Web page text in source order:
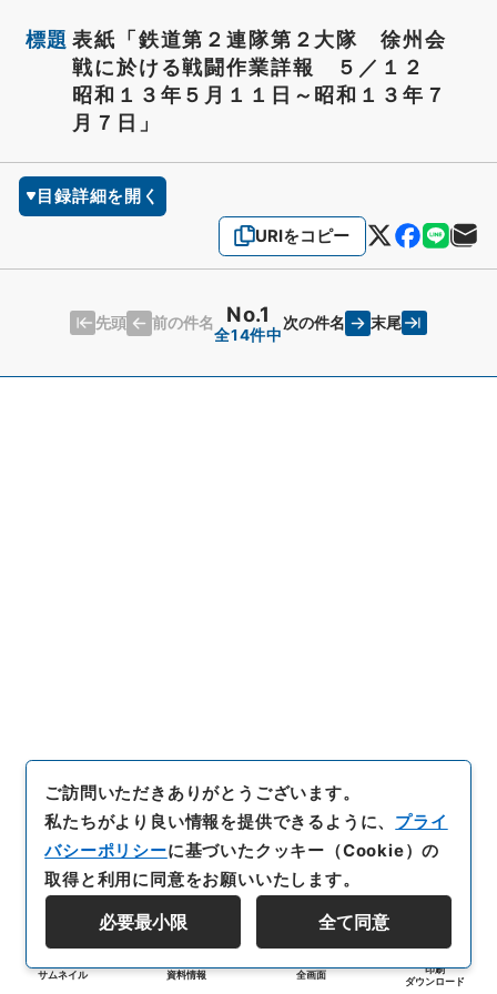
標題 表紙「鉄道第２連隊第２大隊 徐州会
戦に於ける戦闘作業詳報 ５／１２
昭和１３年５月１１日～昭和１３年７
月７日」
目録詳細を開く
URIをコピー
先頭 前の件名 No.1
全14件中
次の件名 末尾
サムネイル 資料情報 全画面
印刷
ダウンロード
ご訪問いただきありがとうございます。
私たちがより良い情報を提供できるように、 プライ
バシーポリシーに基づいたクッキー（Cookie）の
取得と利用に同意をお願いいたします。
必要最小限 全て同意